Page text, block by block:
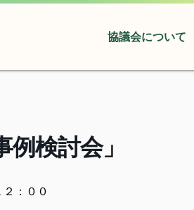
協議会について
検討会」
：００